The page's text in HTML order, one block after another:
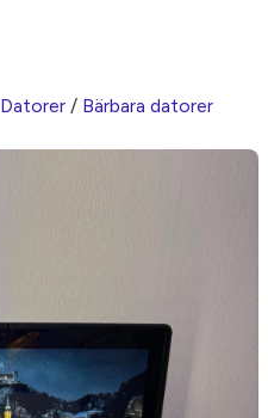
Datorer / Bärbara datorer